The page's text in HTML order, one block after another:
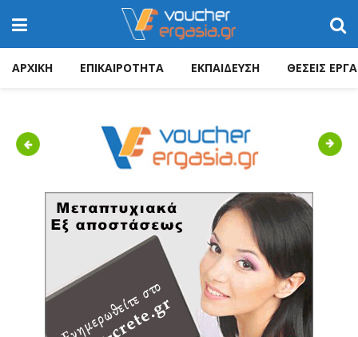
ΑΡΧΙΚΗ ΕΠΙΚΑΙΡΟΤΗΤΑ ΕΚΠΑΙΔΕΥΣΗ ΘΕΣΕΙΣ
Previous Next